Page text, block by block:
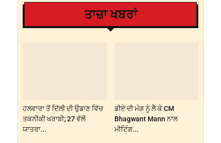
ਤਾਜ਼ਾ ਖਬਰਾਂ
ਹਲਵਾਰਾ ਤੋਂ ਦਿੱਲੀ ਦੀ ਉਡਾਣ ਵਿੱਚ
ਤਕਨੀਕੀ ਖਰਾਬੀ; 27 ਵੱਲੋਂ
ਯਾਤਰਾ...
ਡੀਏ ਦੀ ਮੰਗ ਨੂੰ ਲੈ ਕੇ CM
Bhagwant Mann ਨਾਲ
ਮੀਟਿੰਗ...